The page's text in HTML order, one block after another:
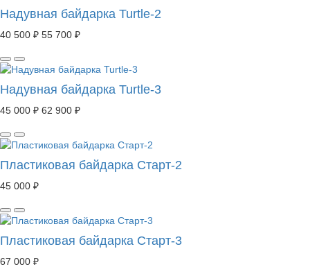
Надувная байдарка Turtle-2
40 500 ₽ 55 700 ₽
Надувная байдарка Turtle-3
45 000 ₽ 62 900 ₽
Пластиковая байдарка Старт-2
45 000 ₽
Пластиковая байдарка Старт-3
67 000 ₽